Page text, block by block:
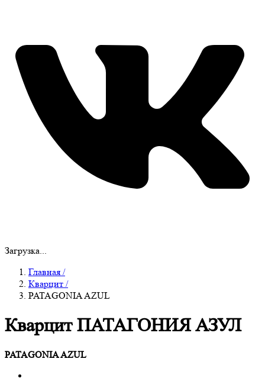
Загрузка...
Главная /
Кварцит /
PATAGONIA AZUL
Кварцит ПАТАГОНИЯ АЗУЛ
PATAGONIA AZUL